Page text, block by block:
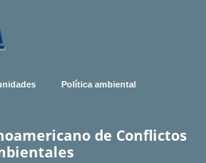
Política ambiental
de Conflictos